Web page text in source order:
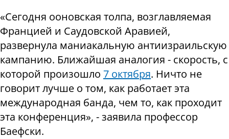
«Сегодня ооновская толпа, возглавляемая
Францией и Саудовской Аравией,
развернула маниакальную антиизраильскую
кампанию. Ближайшая аналогия - скорость, с
которой произошло 7 октября. Ничто не
говорит лучше о том, как работает эта
международная банда, чем то, как проходит
эта конференция», - заявила профессор
Баефски.